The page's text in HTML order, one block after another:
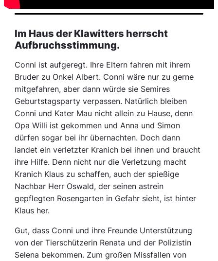
Im Haus der Klawitters herrscht
Aufbruchsstimmung.
Conni ist aufgeregt. Ihre Eltern fahren mit ihrem
Bruder zu Onkel Albert. Conni wäre nur zu gerne
mitgefahren, aber dann würde sie Semires
Geburtstagsparty verpassen. Natürlich bleiben
Conni und Kater Mau nicht allein zu Hause, denn
Opa Willi ist gekommen und Anna und Simon
dürfen sogar bei ihr übernachten. Doch dann
landet ein verletzter Kranich bei ihnen und braucht
ihre Hilfe. Denn nicht nur die Verletzung macht
Kranich Klaus zu schaffen, auch der spießige
Nachbar Herr Oswald, der seinen astrein
gepflegten Rosengarten in Gefahr sieht, ist hinter
Klaus her.
Gut, dass Conni und ihre Freunde Unterstützung
von der Tierschützerin Renata und der Polizistin
Selena bekommen. Zum großen Missfallen von